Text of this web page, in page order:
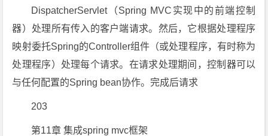
DispatcherServlet（Spring MVC实现中的前端控制
器）处理所有传入的客户端请求。然后，它根据处理程序
映射委托Spring的Controller组件（或处理程序，有时称为
处理程序）处理每个请求。在请求处理期间，控制器可以
与任何配置的Spring bean协作。完成后请求
203
第11章 集成spring mvc框架